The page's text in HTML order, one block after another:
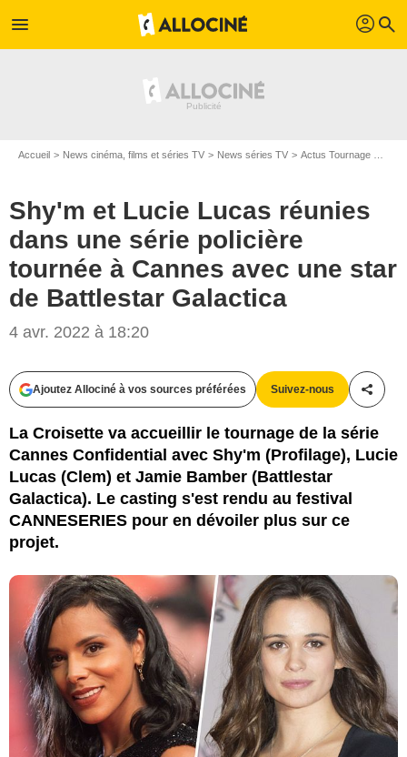
menu profil search
Accueil News cinéma, films et séries TV News séries TV Actus Tournage Séries TV
Shy'm et Lucie Lucas réunies
dans une série policière
tournée à Cannes avec une star
de Battlestar Galactica
4 avr. 2022 à 18:20
Ajoutez Allociné à vos sources préférées Suivez-nous
La Croisette va accueillir le tournage de la série
Cannes Confidential avec Shy'm (Profilage), Lucie
Lucas (Clem) et Jamie Bamber (Battlestar
Galactica). Le casting s'est rendu au festival
CANNESERIES pour en dévoiler plus sur ce
projet.